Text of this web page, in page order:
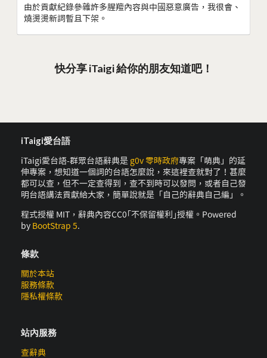
由於貢獻紀錄參雜許多腥羶內容與中國惡意廣告，我很會、
燒燙燙新詞暫且下架。
快分享 iTaigi 給你的朋友知道吧！
iTaigi愛台語
iTaigi愛台語-群眾台語辭典是 g0v 零時政府專案「萌典」的延
伸專案，想知道一個詞的台語怎麼說，來這裡查就對了！甚麼
都可以查，但不一定查得到，查不到時可以發問，或者自己發
明台語講法貢獻給大家，簡單說就是「自己的辭典自己編」。
程式授權 MIT，辭典內容CC0｢不保留權利｣授權。Powered
by BootStrap 5.
條款
關於本站
服務條款
隱私權條款
站內服務
查辭典